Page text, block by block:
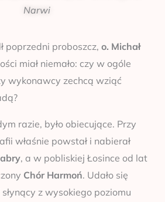
Narwi
poprzedni proboszcz, o. Michał
miał niemało: czy w ogóle
wykonawcy zechcą wziąć
razie, było obiecujące. Przy
właśnie powstał i nabierał
, a w pobliskiej Łosince od lat
Chór Harmoń. Udało się
z wysokiego poziomu